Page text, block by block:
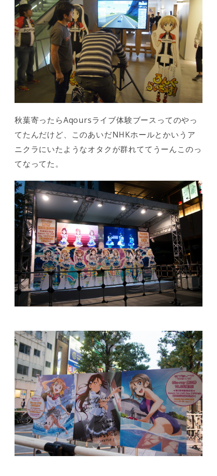
秋葉寄ったらAqoursライブ体験ブースってのやっ
てたんだけど、このあいだNHKホールとかいうア
ニクラにいたようなオタクが群れててうーんこのっ
てなってた。